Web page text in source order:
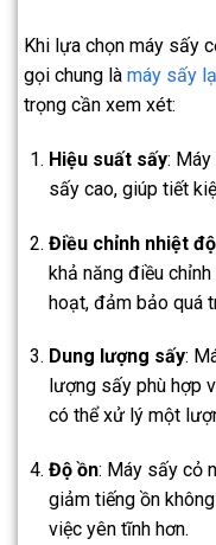
Khi lựa chọn máy sấy
gọi chung là máy sấy
trọng cần xem xét:
Hiệu suất sấy:
sấy cao, giúp tiết
Điều chỉnh nhiệt
khả năng điều
hoạt, đảm bảo quá
Dung lượng sấy:
lượng sấy phù hợp
có thể xử lý một
Độ ồn: Máy sấy cỏ
giảm tiếng ồn
việc yên tĩnh hơn.